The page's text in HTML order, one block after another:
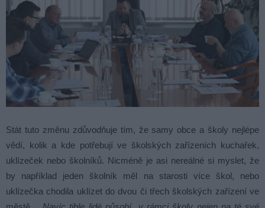
Stát tuto změnu zdůvodňuje tím, že samy obce a školy nejlépe
vědí, kolik a kde potřebují ve školských zařízeních kuchařek,
uklízeček nebo školníků. Nicméně je asi nereálné si myslet, že
by například jeden školník měl na starosti více škol, nebo
uklízečka chodila uklízet do dvou či třech školských zařízení ve